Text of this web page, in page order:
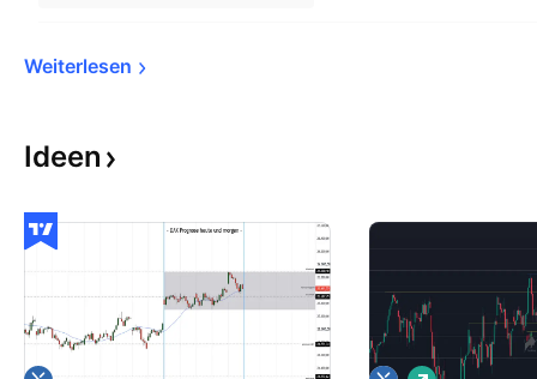
Weiterlesen
Ideen
L